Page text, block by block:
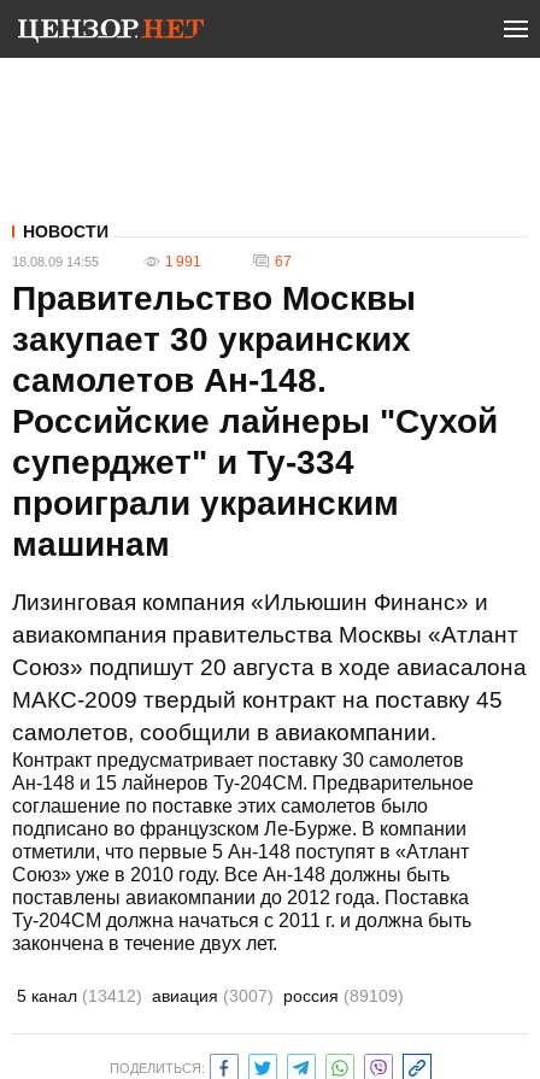
НОВОСТИ
18.08.09 14:55 1 991 67
Правительство Москвы
закупает 30 украинских
самолетов Ан-148.
Российские лайнеры "Сухой
суперджет" и Ту-334
проиграли украинским
машинам
Лизинговая компания «Ильюшин Финанс» и
авиакомпания правительства Москвы «Атлант
Союз» подпишут 20 августа в ходе авиасалона
МАКС-2009 твердый контракт на поставку 45
самолетов, сообщили в авиакомпании.
Контракт предусматривает поставку 30 самолетов
Ан-148 и 15 лайнеров Ту-204СМ. Предварительное
соглашение по поставке этих самолетов было
подписано во французском Ле-Бурже. В компании
отметили, что первые 5 Ан-148 поступят в «Атлант
Союз» уже в 2010 году. Все Ан-148 должны быть
поставлены авиакомпании до 2012 года. Поставка
Ту-204СМ должна начаться с 2011 г. и должна быть
закончена в течение двух лет.
5 канал (13412) авиация (3007) россия (89109)
ПОДЕЛИТЬСЯ: